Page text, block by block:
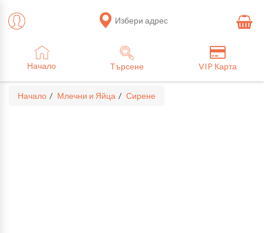
Избери адрес
Начало Търсене VIP Карта
Начало Млечни и Яйца Сирене